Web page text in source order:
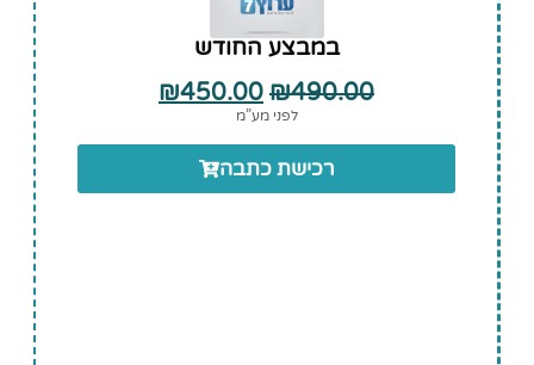
במבצע החודש
₪490.00
₪450.00
לפני מע”מ
רכישת כתבה